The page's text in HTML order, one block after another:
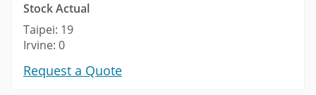
Stock Actual
Taipei: 19
Irvine: 0
Request a Quote